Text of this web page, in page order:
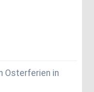
Osterferien in